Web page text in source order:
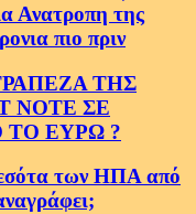
Ανατροπη της
πιο πριν
ΤΗΣ
NOTE ΣΕ
ΕΥΡΩ ?
των ΗΠΑ από